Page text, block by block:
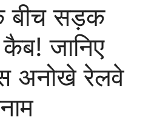
बीच सड़क
जानिए
अनोखे रेलवे